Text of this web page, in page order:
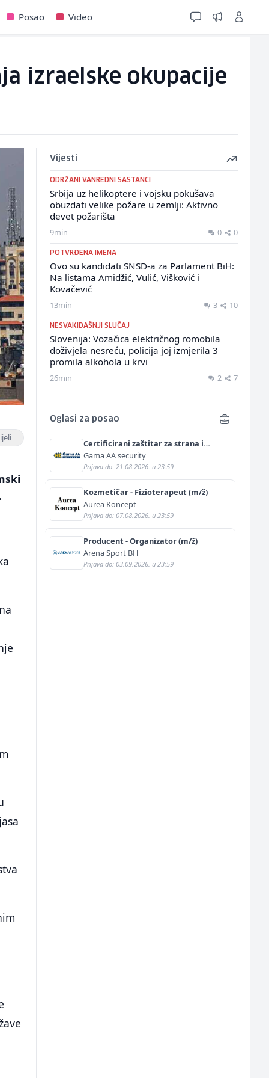
Posao Video
izraelske okupacije
Vijesti
ODRŽANI VANREDNI SASTANCI
Srbija uz helikoptere i vojsku pokušava
obuzdati velike požare u zemlji: Aktivno
devet požarišta
9min 0 0
POTVRĐENA IMENA
Ovo su kandidati SNSD-a za Parlament BiH:
Na listama Amidžić, Vulić, Višković i
Kovačević
13min 3 10
NESVAKIDAŠNJI SLUČAJ
Slovenija: Vozačica električnog romobila
doživjela nesreću, policija joj izmjerila 3
promila alkohola u krvi
26min 2 7
Oglasi za posao
Certificirani zaštitar za strana i
diplomatska predstavništva (m/ž)
Gama AA security
Prijava do: 21.08.2026. u 23:59
Kozmetičar - Fizioterapeut (m/ž)
Aurea Koncept
Prijava do: 07.08.2026. u 23:59
Producent - Organizator (m/ž)
Arena Sport BH
Prijava do: 03.09.2026. u 23:59